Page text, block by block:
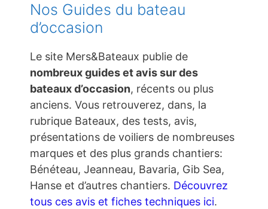
Nos Guides du bateau
d’occasion
Le site Mers&Bateaux publie de
nombreux guides et avis sur des
bateaux d’occasion, récents ou plus
anciens. Vous retrouverez, dans, la
rubrique Bateaux, des tests, avis,
présentations de voiliers de nombreuses
marques et des plus grands chantiers:
Bénéteau, Jeanneau, Bavaria, Gib Sea,
Hanse et d’autres chantiers. Découvrez
tous ces avis et fiches techniques ici.